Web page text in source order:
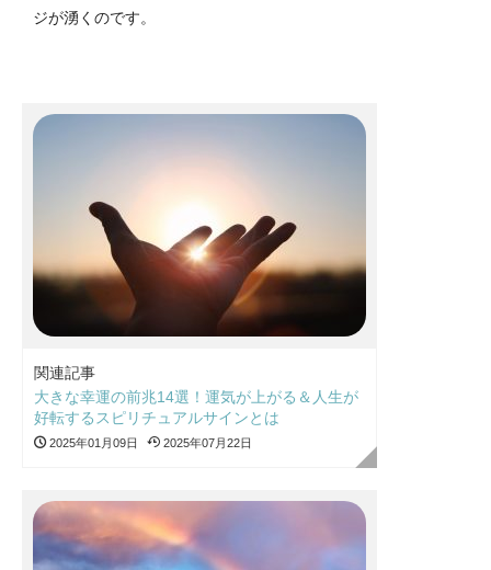
ジが湧くのです。
関連記事
大きな幸運の前兆14選！運気が上がる＆人生が
好転するスピリチュアルサインとは
2025年01月09日 2025年07月22日